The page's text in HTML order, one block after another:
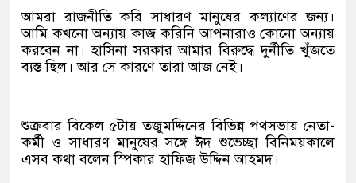
আমরা রাজনীতি করি সাধারণ মানুষের কল্যাণের জন্য।
আমি কখনো অন্যায় কাজ করিনি আপনারাও কোনো অন্যায়
করবেন না। হাসিনা সরকার আমার বিরুদ্ধে দুর্নীতি খুঁজতে
ব্যস্ত ছিল। আর সে কারণে তারা আজ নেই।
শুক্রবার বিকেল ৫টায় তজুমদ্দিনের বিভিন্ন পথসভায় নেতা-
কর্মী ও সাধারণ মানুষের সঙ্গে ঈদ শুভেচ্ছা বিনিময়কালে
এসব কথা বলেন স্পিকার হাফিজ উদ্দিন আহমদ।